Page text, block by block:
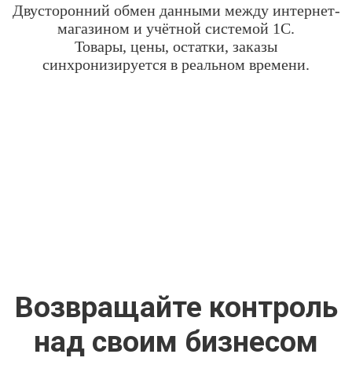
Двусторонний обмен данными между интернет-
магазином и учётной системой 1С.
Товары, цены, остатки, заказы
синхронизируется в реальном времени.
Возвращайте контроль
над своим бизнесом